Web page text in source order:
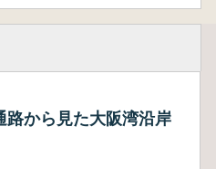
路から見た大阪湾沿岸